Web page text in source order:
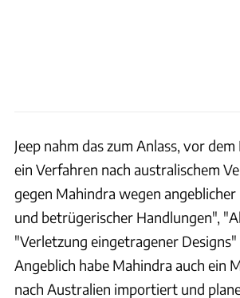
Jeep nahm das zum Anlass, vor
ein Verfahren nach australischem
gegen Mahindra wegen
und betrügerischer Handlungen",
"Verletzung eingetragener Designs"
Angeblich habe Mahindra auch ein
nach Australien importiert und